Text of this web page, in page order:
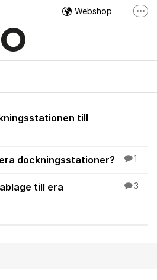
Webshop
till
dockningsstationer? 1
till era
3